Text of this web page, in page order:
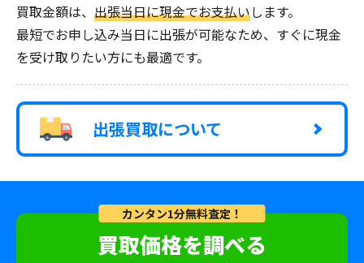
買取金額は、 出張当日に現金でお支払いします。
最短でお申し込み当日に出張が可能なため、すぐに現金
を受け取りたい方にも最適です。
出張買取について
カンタン1分無料査定！
買取価格を調べる